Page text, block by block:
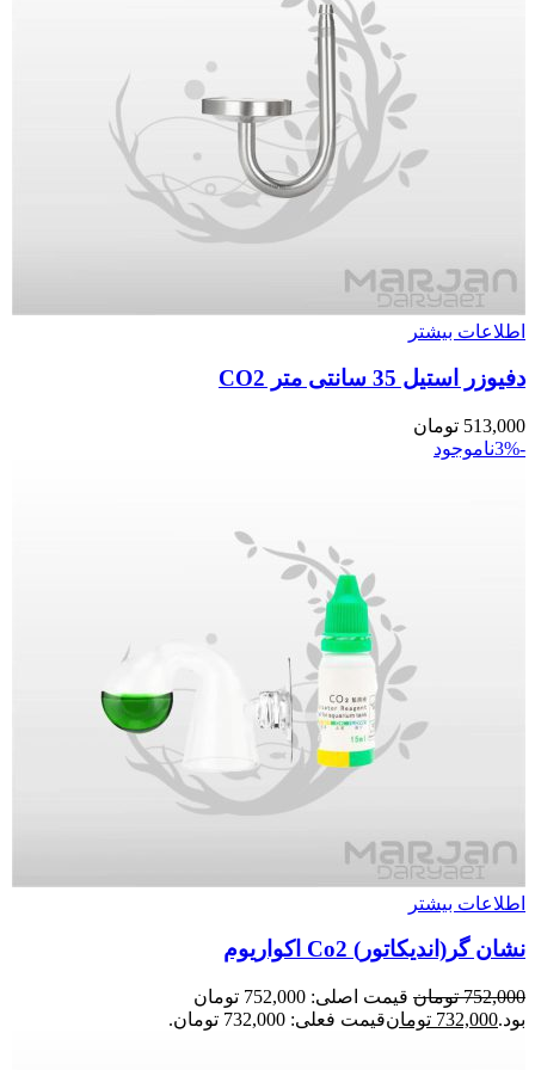
اطلاعات بیشتر
دفیوزر استیل 35 سانتی متر CO2
513,000 تومان
-3%
ناموجود
اطلاعات بیشتر
نشان گر(اندیکاتور) Co2 اکواریوم
752,000 تومان
قیمت اصلی: 752,000 تومان
بود.732,000 تومانقیمت فعلی: 732,000 تومان.